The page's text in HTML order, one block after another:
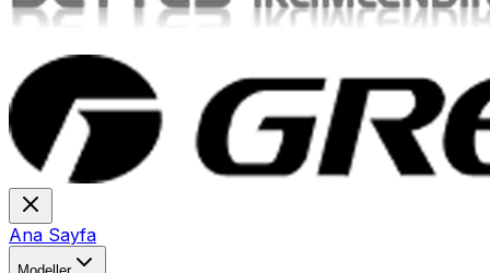
Ana Sayfa